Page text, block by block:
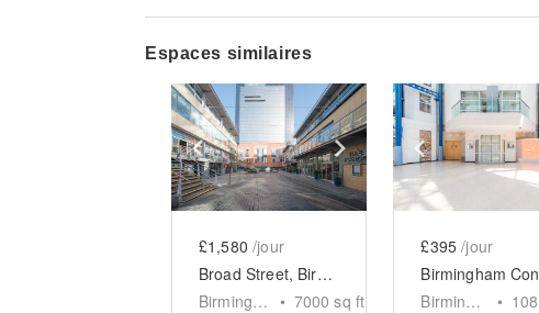
Espaces similaires
Show previous slideShow next slide
£1,580 /jour
Broad Street, Birmingham - Rum Runner Yard
Birmingham
• 7000 sq ft
Show
£395 /jour
Birmingham
• 108